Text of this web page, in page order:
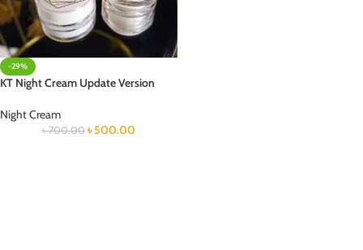
-29%
KT Night Cream Update Version
Night Cream
৳700.00 ৳500.00